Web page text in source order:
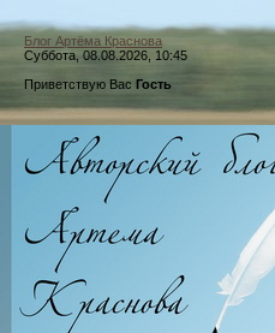
Блог Артёма Краснова
Суббота, 08.08.2026, 10:45
Приветствую Вас Гость